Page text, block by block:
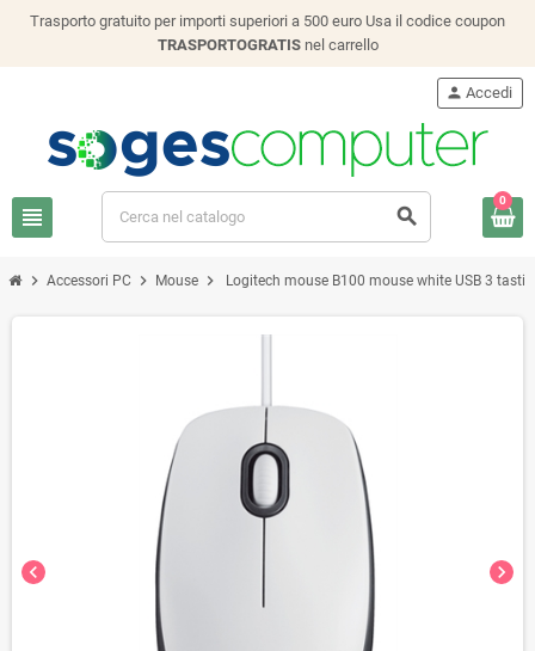
Trasporto gratuito per importi superiori a 500 euro Usa il codice coupon
TRASPORTOGRATISnel carrello
view_headline search
person Accedi
0
chevron_right Accessori PC chevron_right Mouse chevron_right Logitech mouse B100 mouse white USB 3 tasti
chevron_left chevron_right